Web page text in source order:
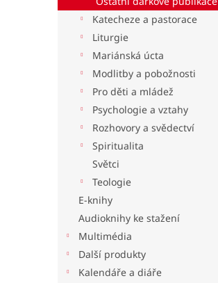
l
Katecheze a pastorace
Liturgie
Mariánská úcta
Modlitby a pobožnosti
Pro děti a mládež
Psychologie a vztahy
Rozhovory a svědectví
Spiritualita
Světci
Teologie
E-knihy
Audioknihy ke stažení
Multimédia
Další produkty
Kalendáře a diáře